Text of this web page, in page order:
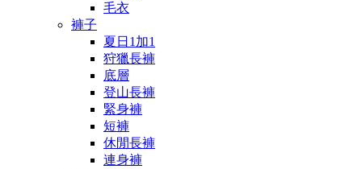
毛衣
褲子
夏日1加1
狩獵長褲
底層
登山長褲
緊身褲
短褲
休閒長褲
連身褲